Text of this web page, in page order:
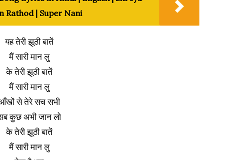
Rathod | Super Nani
यह तेरी झूठी बातें
मैं सारी मान लु
के तेरी झूठी बातें
मैं सारी मान लु
से तेरे सच सभी
कुछ अभी जान लो
के तेरी झूठी बातें
मैं सारी मान लु